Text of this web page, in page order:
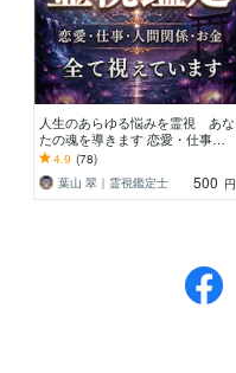
人生のあらゆる悩みを霊視 あな
たの魂を導きます 恋愛・仕事・
金運・人間関係など根本原因と解
決策をお伝えします
4.9 (78)
葉山 翠｜霊視鑑定士
500 円